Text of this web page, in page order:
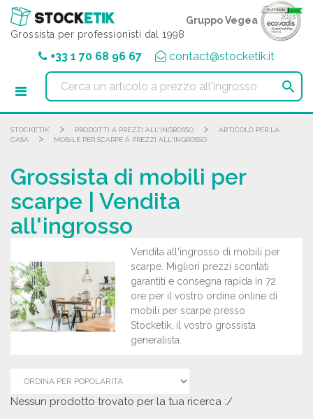
Grossista per professionisti dal 1998
Gruppo Vegea
+33 1 70 68 96 67 contact@stocketik.it

STOCKETIK > PRODOTTI A PREZZI ALL'INGROSSO >
ARTICOLO PER LA
CASA
> MOBILE PER SCARPE A PREZZI ALL'INGROSSO
Grossista di mobili per
scarpe | Vendita
all'ingrosso
Vendita all'ingrosso di mobili per
scarpe. Migliori prezzi scontati
garantiti e consegna rapida in 72
ore per il vostro ordine online di
mobili per scarpe presso
Stocketik, il vostro grossista
generalista.
Nessun prodotto trovato per la tua ricerca :/
Pannello di gestione dei cookies